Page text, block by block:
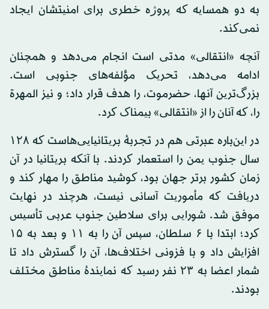
به دو همسایه که پروژه خطری برای امنیتشان ایجاد
نمی‌کند.
آنچه «انتقالی» مدتی است انجام می‌دهد و همچنان
ادامه می‌دهد، تحریک مؤلفه‌های جنوبی است.
بزرگ‌ترین آنها، حضرموت، را هدف قرار داد؛ و نیز المهرة
را، که آنان را از «انتقالی» بیمناک کرد.
در این‌باره عبرتی هم در تجربهٔ بریتانیایی‌هاست که ۱۲۸
سال جنوب یمن را استعمار کردند. با آنکه بریتانیا در آن
زمان کشور برتر جهان بود، کوشید مناطق را مهار کند و
دریافت که مأموریت آسانی نیست، هرچند در نهایت
موفق شد. شورایی برای سلاطین جنوب عربی تأسیس
کرد؛ ابتدا با ۶ سلطان، سپس آن را به ۱۱ و بعد به ۱۵
افزایش داد و با فزونی اختلاف‌ها، آن را گسترش داد تا
شمار اعضا به ۲۳ نفر رسید که نمایندهٔ مناطق مختلف
بودند.